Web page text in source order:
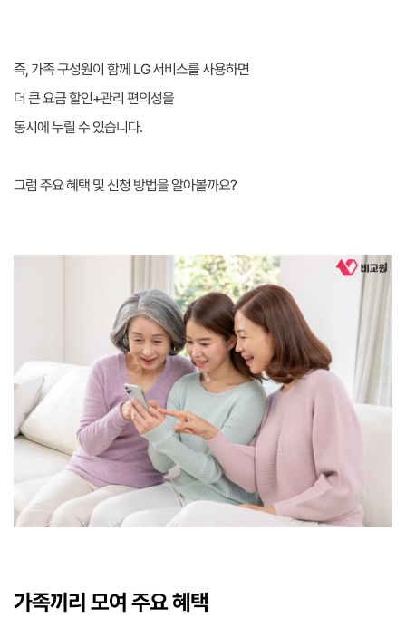
즉, 가족 구성원이 함께 LG 서비스를 사용하면
더 큰 요금 할인+관리 편의성을
동시에 누릴 수 있습니다.
그럼 주요 혜택 및 신청 방법을 알아볼까요?
가족끼리 모여 주요 혜택